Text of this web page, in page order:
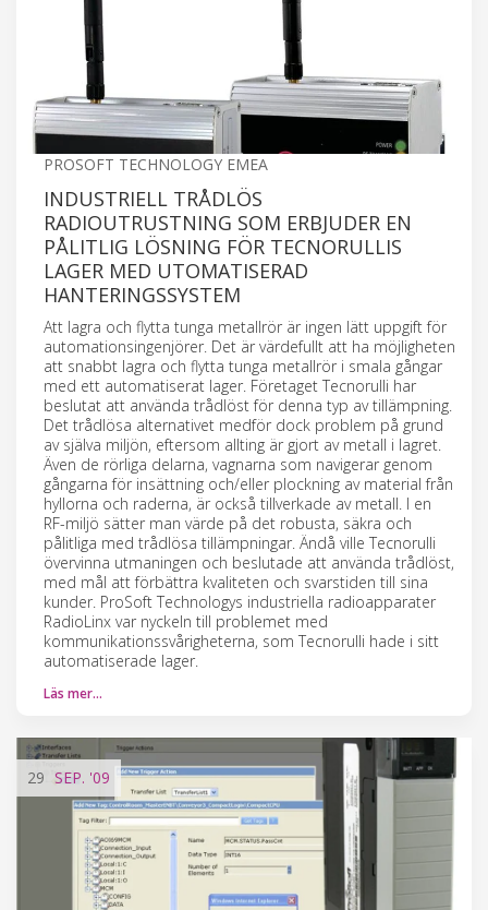
PROSOFT TECHNOLOGY EMEA
INDUSTRIELL TRÅDLÖS
RADIOUTRUSTNING SOM ERBJUDER EN
PÅLITLIG LÖSNING FÖR TECNORULLIS
LAGER MED UTOMATISERAD
HANTERINGSSYSTEM
Att lagra och flytta tunga metallrör är ingen lätt uppgift för
automationsingenjörer. Det är värdefullt att ha möjligheten
att snabbt lagra och flytta tunga metallrör i smala gångar
med ett automatiserat lager. Företaget Tecnorulli har
beslutat att använda trådlöst för denna typ av tillämpning.
Det trådlösa alternativet medför dock problem på grund
av själva miljön, eftersom allting är gjort av metall i lagret.
Även de rörliga delarna, vagnarna som navigerar genom
gångarna för insättning och/eller plockning av material från
hyllorna och raderna, är också tillverkade av metall. I en
RF-miljö sätter man värde på det robusta, säkra och
pålitliga med trådlösa tillämpningar. Ändå ville Tecnorulli
övervinna utmaningen och beslutade att använda trådlöst,
med mål att förbättra kvaliteten och svarstiden till sina
kunder. ProSoft Technologys industriella radioapparater
RadioLinx var nyckeln till problemet med
kommunikationssvårigheterna, som Tecnorulli hade i sitt
automatiserade lager.
Läs mer…
29 SEP. '09